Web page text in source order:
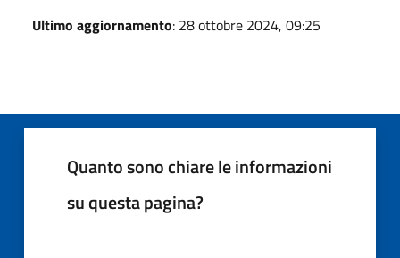
Ultimo aggiornamento: 28 ottobre 2024, 09:25
Quanto sono chiare le informazioni
su questa pagina?